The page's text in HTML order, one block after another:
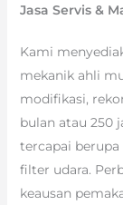
Jasa Servis &
Kami
mekanik ahli
modifikasi,
bulan atau 250
tercapai
filter udara.
keausan